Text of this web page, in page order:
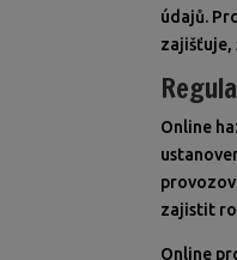
údajů.
zajišťuje,
Online
zajistit
Online